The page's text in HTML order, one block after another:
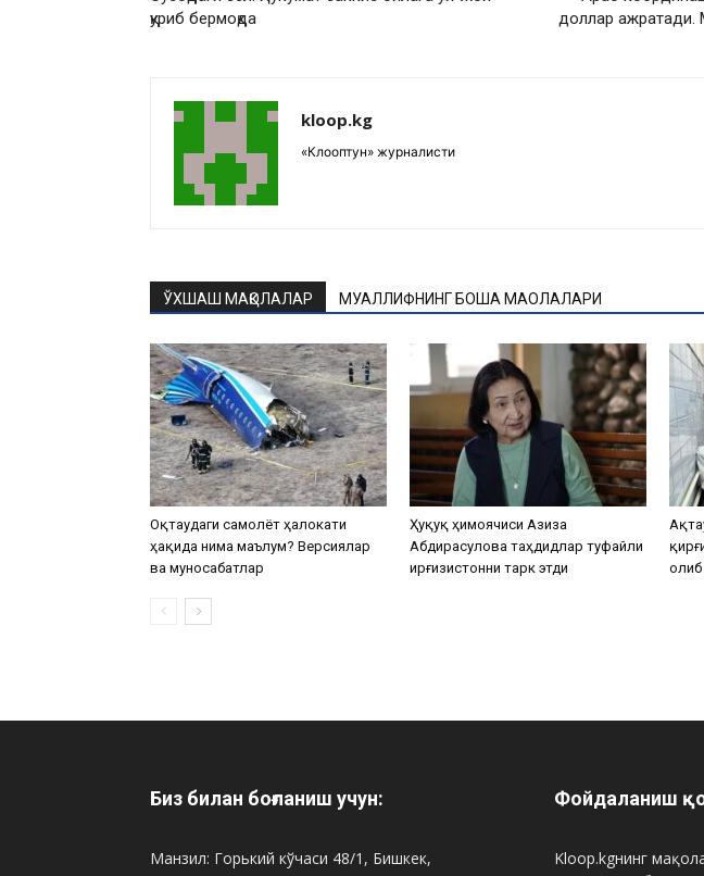
қуриб бермоқда
доллар ажратади.
kloop.kg
«Клооптун» журналисти
ЎХШАШ МАҚОЛАЛАР МУАЛЛИФНИНГ БОШҚА МАҚОЛАЛАРИ
Оқтаудаги самолёт ҳалокати
ҳақида нима маълум? Версиялар
ва муносабатлар
Ҳуқуқ ҳимоячиси Азиза
Абдирасулова таҳдидлар туфайли
Қирғизистонни тарк этди
олиб
Биз билан боғланиш учун:
Манзил: Горький кўчаси 48/1, Бишкек,
Фойдаланиш
Kloop.kgнинг